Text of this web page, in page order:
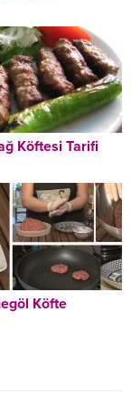
Köftesi Tarifi
Köfte